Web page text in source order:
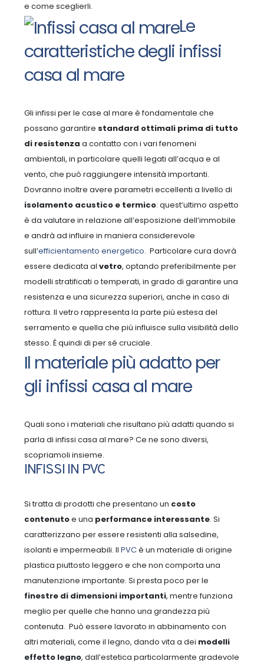
e come sceglierli.
Le
caratteristiche degli infissi
casa al mare
Gli infissi per le case al mare è fondamentale che
possano garantire standard ottimali prima di tutto
di resistenza a contatto con i vari fenomeni
ambientali, in particolare quelli legati all’acqua e al
vento, che può raggiungere intensità importanti.
Dovranno inoltre avere parametri eccellenti a livello di
isolamento acustico e termico: quest’ultimo aspetto
è da valutare in relazione all’esposizione dell’immobile
e andrà ad influire in maniera considerevole
sull’efficientamento energetico. Particolare cura dovrà
essere dedicata al vetro, optando preferibilmente per
modelli stratificati o temperati, in grado di garantire una
resistenza e una sicurezza superiori, anche in caso di
rottura. Il vetro rappresenta la parte più estesa del
serramento e quella che più influisce sulla visibilità dello
stesso. È quindi di per sé cruciale.
Il materiale più adatto per
gli infissi casa al mare
Quali sono i materiali che risultano più adatti quando si
parla di infissi casa al mare? Ce ne sono diversi,
scopriamoli insieme.
INFISSI IN PVC
Si tratta di prodotti che presentano un costo
contenutoe una performance interessante. Si
caratterizzano per essere resistenti alla salsedine,
isolanti e impermeabili. Il PVCè un materiale di origine
plastica piuttosto leggero e che non comporta una
manutenzione importante. Si presta poco per le
finestre di dimensioni importanti, mentre funziona
meglio per quelle che hanno una grandezza più
contenuta. Può essere lavorato in abbinamento con
altri materiali, come il legno, dando vita a dei modelli
effetto legno, dall’estetica particolarmente gradevole